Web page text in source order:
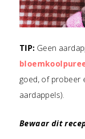
TIP: Geen
goed, of probeer
aardappels).
Bewaar dit